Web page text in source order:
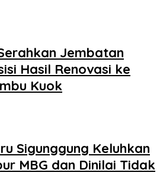
Jembatan
Hasil Renovasi ke
Kuok
Sigunggung Keluhkan
MBG dan Dinilai Tidak